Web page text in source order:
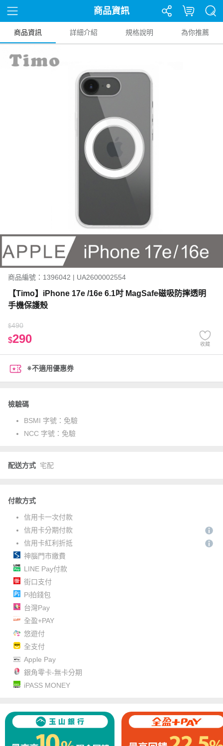
商品資訊
商品資訊 詳細介紹 規格說明 為你推薦
商品編號：1396042 | UA2600002554
【Timo】iPhone 17e /16e 6.1吋 MagSafe磁吸防摔透明
手機保護殼
$490
$290 收藏
※不適用優惠券
檢驗碼
BSMI 字號： 免驗
NCC 字號： 免驗
配送方式 宅配
付款方式
信用卡一次付款
信用卡分期付款
信用卡紅利折抵
神腦門市繳費
LINE Pay付款
街口支付
Pi拍錢包
台灣Pay
全盈+PAY
悠遊付
全支付
Apple Pay
銀角零卡-無卡分期
iPASS MONEY